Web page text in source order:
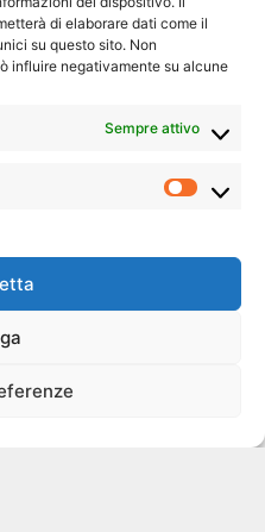
di elaborare dati come il
su questo sito. Non
influire negativamente su alcune
Sempre attivo